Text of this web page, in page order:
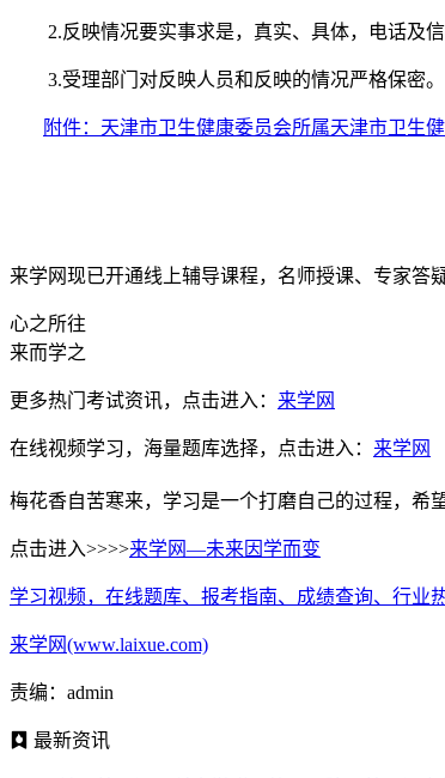
2.反映情况要实事求是，真实、具体，电话及信
3.受理部门对反映人员和反映的情况严格保密。
附件：天津市卫生健康委员会所属天津市卫生
来学网现已开通线上辅导课程，名师授课、专家答
心之所往
来而学之
更多热门考试资讯，点击进入： 来学网
在线视频学习，海量题库选择，点击进入： 来学网
梅花香自苦寒来，学习是一个打磨自己的过程，希
点击进入>>>>来学网—未来因学而变
学习视频，在线题库、报考指南、成绩查询、行业
来学网(www.laixue.com)
责编：admin
最新资讯